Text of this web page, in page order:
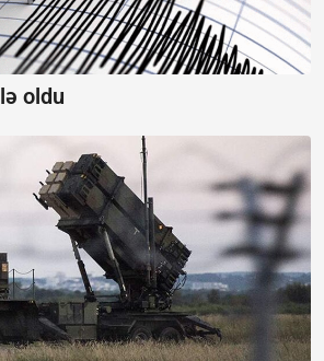
oldu